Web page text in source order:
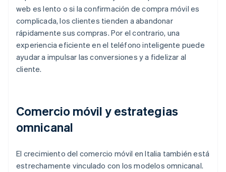
web es lento o si la confirmación de compra móvil es
complicada, los clientes tienden a abandonar
rápidamente sus compras. Por el contrario, una
experiencia eficiente en el teléfono inteligente puede
ayudar a impulsar las conversiones y a fidelizar al
cliente.
Comercio móvil y estrategias
omnicanal
El crecimiento del comercio móvil en Italia también está
estrechamente vinculado con los modelos omnicanal.